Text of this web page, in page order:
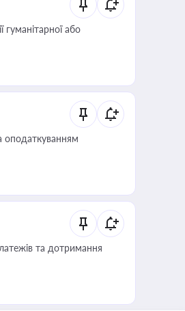
або
оподаткуванням